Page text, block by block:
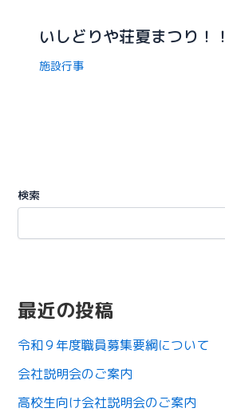
いしどりや荘夏まつり！！
施設行事
検索
最近の投稿
令和９年度職員募集要綱について
会社説明会のご案内
高校生向け会社説明会のご案内